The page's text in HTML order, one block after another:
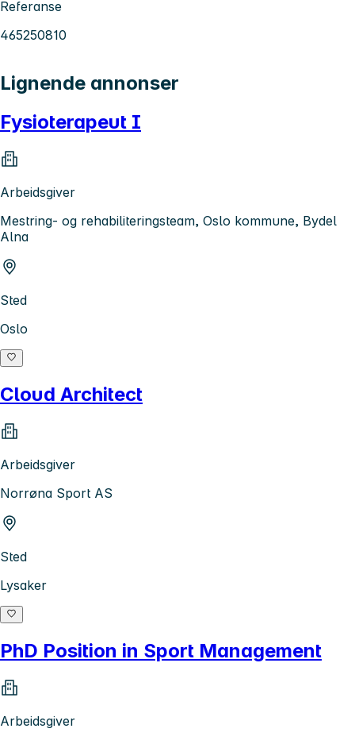
Referanse
465250810
Lignende annonser
Fysioterapeut I
Arbeidsgiver
Mestring- og rehabiliteringsteam, Oslo kommune, Bydel
Alna
Sted
Oslo
Cloud Architect
Arbeidsgiver
Norrøna Sport AS
Sted
Lysaker
PhD Position in Sport Management
Arbeidsgiver